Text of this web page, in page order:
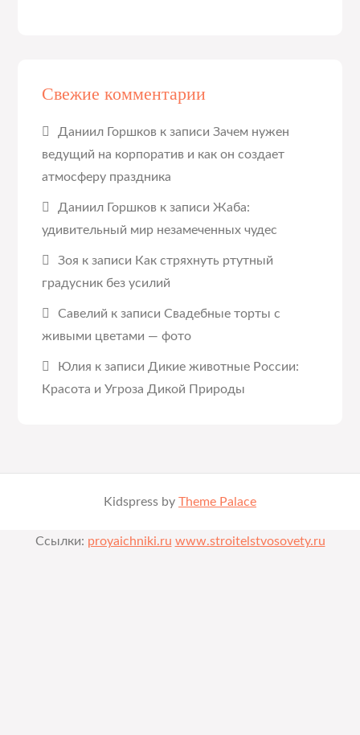
Свежие комментарии
Даниил Горшков к записиЗачем нужен
ведущий на корпоратив и как он создает
атмосферу праздника
Даниил Горшков к записиЖаба:
удивительный мир незамеченных чудес
Зоя к записи Как стряхнуть ртутный
градусник без усилий
Савелий к записиСвадебные торты с
живыми цветами — фото
Юлия к записи Дикие животные России:
Красота и Угроза Дикой Природы
Kidspress by Theme Palace
Ссылки: proyaichniki.ru www.stroitelstvosovety.ru